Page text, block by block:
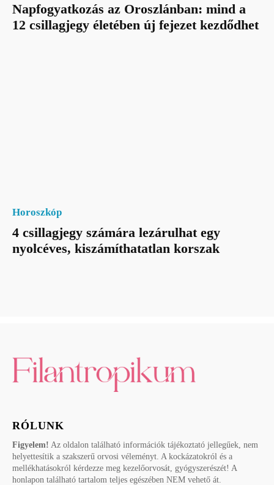
Napfogyatkozás az Oroszlánban: mind a
12 csillagjegy életében új fejezet kezdődhet
Horoszkóp
4 csillagjegy számára lezárulhat egy
nyolcéves, kiszámíthatatlan korszak
RÓLUNK
Figyelem! Az oldalon található információk tájékoztató jellegűek, nem
helyettesítik a szakszerű orvosi véleményt. A kockázatokról és a
mellékhatásokról kérdezze meg kezelőorvosát, gyógyszerészét! A
honlapon található tartalom teljes egészében NEM vehető át.